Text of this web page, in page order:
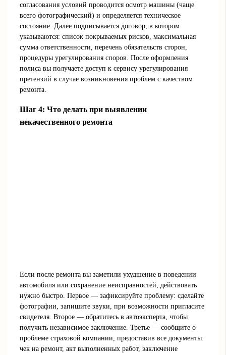
согласования условий проводится осмотр машины (чаще
всего фотографический) и определяется техническое
состояние. Далее подписывается договор, в котором
указываются: список покрываемых рисков, максимальная
сумма ответственности, перечень обязательств сторон,
процедуры урегулирования споров. После оформления
полиса вы получаете доступ к сервису урегулирования
претензий в случае возникновения проблем с качеством
ремонта.
Шаг 4: Что делать при выявлении
некачественного ремонта
Если после ремонта вы заметили ухудшение в поведении
автомобиля или сохранение неисправностей, действовать
нужно быстро. Первое — зафиксируйте проблему: сделайте
фотографии, запишите звуки, при возможности пригласите
свидетеля. Второе — обратитесь в автоэксперта, чтобы
получить независимое заключение. Третье — сообщите о
проблеме страховой компании, предоставив все документы:
чек на ремонт, акт выполненных работ, заключение